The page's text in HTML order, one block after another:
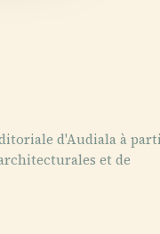
d'Audiala à
et de